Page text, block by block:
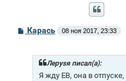
СКарась 08 ноя 2017, 23:33
Лeрysя писал(а):
Я жду ЕВ, она в